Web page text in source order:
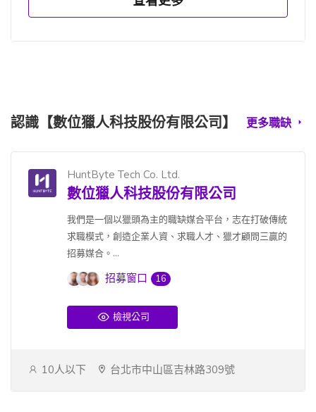
認識【數位獵人科技股份有限公司】 更多職缺
HuntByte Tech Co. Ltd.
數位獵人科技股份有限公司
我們是一個以獵頭為主的職缺媒合平台，志在打破傳統
求職模式，創造企業人資、求職人才、獵才顧問三贏的
招募媒合。...
招募窗口 16
檢視公司
10人以下 台北市中山區吉林路309號